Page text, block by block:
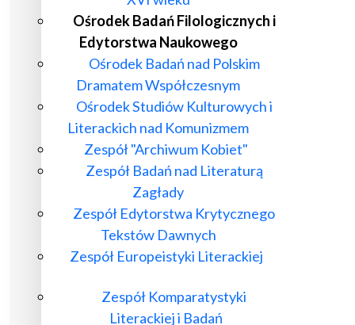
Ośrodek Badań Filologicznych i
Edytorstwa Naukowego
Ośrodek Badań nad Polskim
Dramatem Współczesnym
Ośrodek Studiów Kulturowych i
Literackich nad Komunizmem
Zespół "Archiwum Kobiet"
Zespół Badań nad Literaturą
Zagłady
Zespół Edytorstwa Krytycznego
Tekstów Dawnych
Zespół Europeistyki Literackiej
Zespół Komparatystyki
Literackiej i Badań